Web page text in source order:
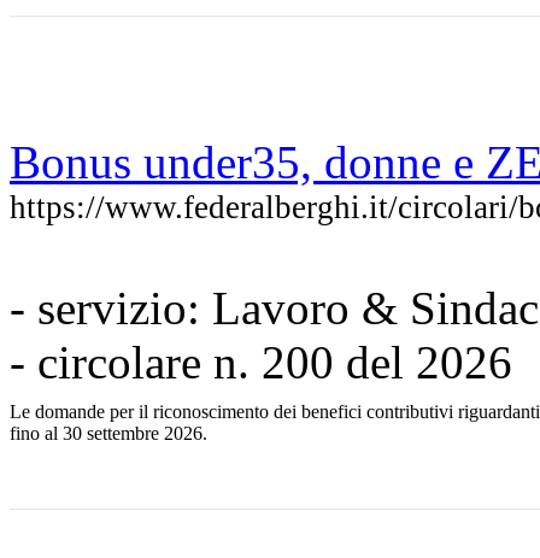
Bonus under35, donne e
https://www.federalberghi.it/circolari/
- servizio: Lavoro &
- circolare n. 200 del 2026
Le domande per il riconoscimento dei benefici contributivi
fino al 30 settembre 2026.